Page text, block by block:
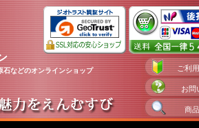
石などのオンラインショップ ご利
お問
商